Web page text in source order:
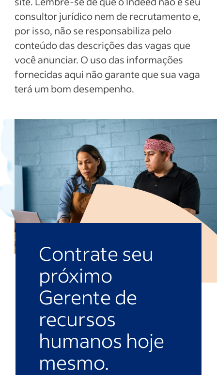
consultor jurídico nem de recrutamento e,
por isso, não se responsabiliza pelo
conteúdo das descrições das vagas que
você anunciar. O uso das informações
fornecidas aqui não garante que sua vaga
terá um bom desempenho.
Contrate seu
próximo
Gerente de
recursos
humanos hoje
mesmo.